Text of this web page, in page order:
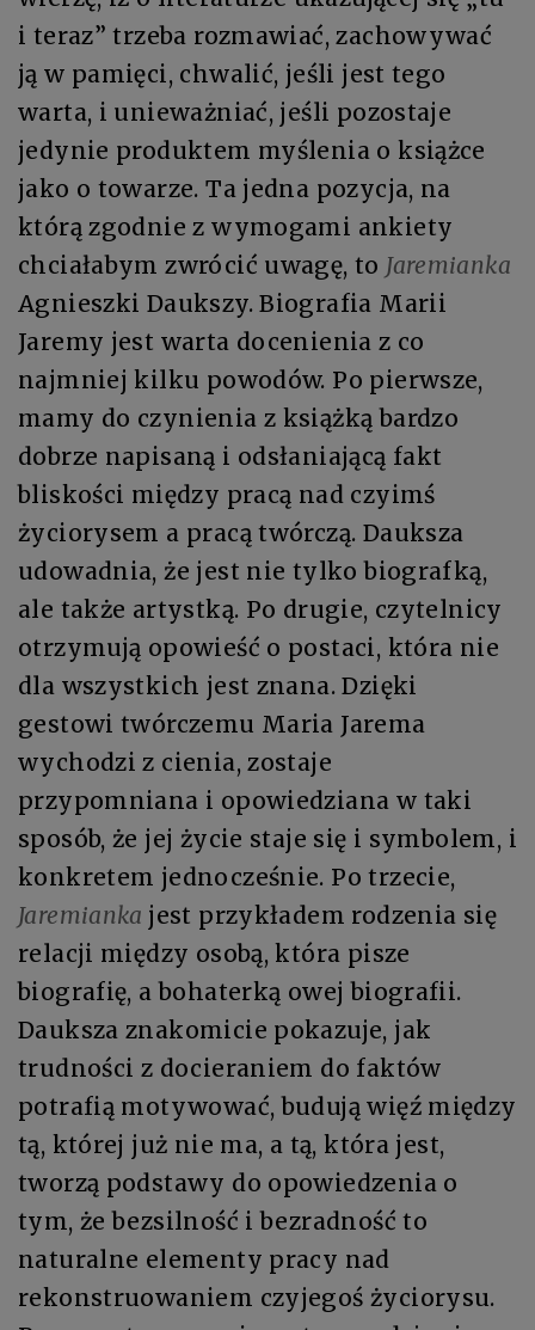
i teraz” trzeba rozmawiać, zachowywać
ją w pamięci, chwalić, jeśli jest tego
warta, i unieważniać, jeśli pozostaje
jedynie produktem myślenia o książce
jako o towarze. Ta jedna pozycja, na
którą zgodnie z wymogami ankiety
chciałabym zwrócić uwagę, to Jaremianka
Agnieszki Daukszy. Biografia Marii
Jaremy jest warta docenienia z co
najmniej kilku powodów. Po pierwsze,
mamy do czynienia z książką bardzo
dobrze napisaną i odsłaniającą fakt
bliskości między pracą nad czyimś
życiorysem a pracą twórczą. Dauksza
udowadnia, że jest nie tylko biografką,
ale także artystką. Po drugie, czytelnicy
otrzymują opowieść o postaci, która nie
dla wszystkich jest znana. Dzięki
gestowi twórczemu Maria Jarema
wychodzi z cienia, zostaje
przypomniana i opowiedziana w taki
sposób, że jej życie staje się i symbolem, i
konkretem jednocześnie. Po trzecie,
Jaremianka jest przykładem rodzenia się
relacji między osobą, która pisze
biografię, a bohaterką owej biografii.
Dauksza znakomicie pokazuje, jak
trudności z docieraniem do faktów
potrafią motywować, budują więź między
tą, której już nie ma, a tą, która jest,
tworzą podstawy do opowiedzenia o
tym, że bezsilność i bezradność to
naturalne elementy pracy nad
rekonstruowaniem czyjegoś życiorysu.